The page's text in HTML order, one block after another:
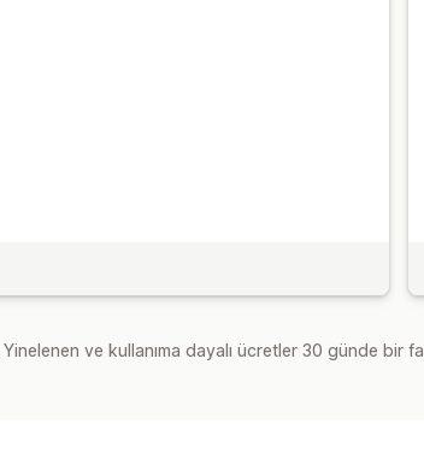
ve kullanıma dayalı ücretler 30 günde bir